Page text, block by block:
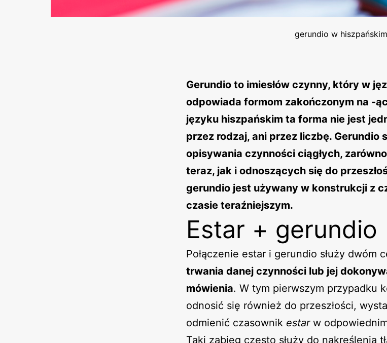
gerundio w hiszpańskim
Gerundio to imiesłów czynny, który w
odpowiada formom zakończonym na -
języku hiszpańskim ta forma nie jest
przez rodzaj, ani przez liczbę. Gerundio
opisywania czynności ciągłych,
teraz, jak i odnoszących się do
gerundio jest używany w konstrukcji z
czasie teraźniejszym.
Estar + gerundio
Połączenie estar i gerundio służy dwóm
trwania danej czynności lub jej
mówienia. W tym pierwszym przypadku
odnosić się również do przeszłości,
odmienić czasownik estarw
Taki zabieg często służy do nakreślenia